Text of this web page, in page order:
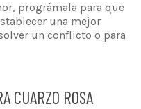
prográmala para que
una mejor
un conflicto o para
CUARZO ROSA